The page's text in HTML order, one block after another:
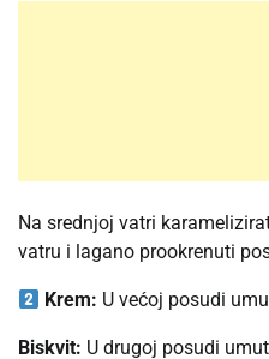
Na srednjoj vatri
vatru i lagano prookrenuti
Krem: U većoj posudi
Biskvit: U drugoj posudi